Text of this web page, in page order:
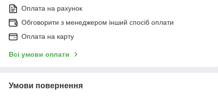
Оплата на рахунок
Обговорити з менеджером інший спосіб оплати
Оплата на карту
Всі умови оплати
Умови повернення